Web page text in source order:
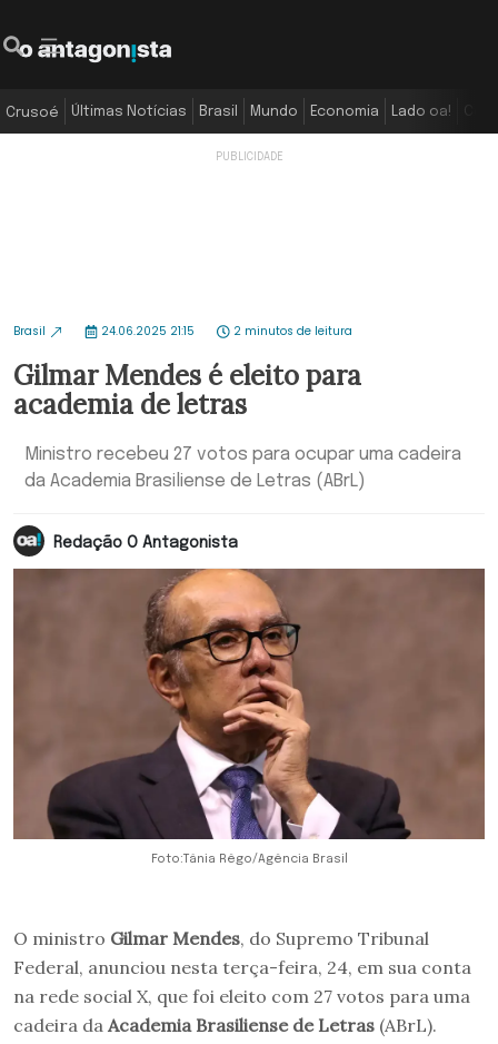
Crusoé Últimas Notícias Brasil Mundo Economia Lado oa!
Brasil 24.06.2025 21:15 2 minutos de leitura
Gilmar Mendes é eleito para
academia de letras
Ministro recebeu 27 votos para ocupar uma cadeira
da Academia Brasiliense de Letras (ABrL)
Redação O Antagonista
Foto:Tânia Rêgo/Agência Brasil
O ministro Gilmar Mendes, do Supremo Tribunal
Federal, anunciou nesta terça-feira, 24, em sua conta
na rede social X, que foi eleito com 27 votos para uma
cadeira da Academia Brasiliense de Letras (ABrL).